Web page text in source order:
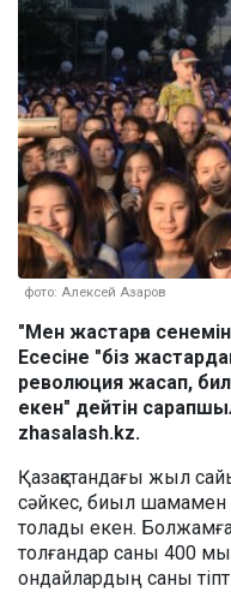
фото: Алексей Азаров
"Мен жастарға
Есесіне "біз
революция жасап,
екен" дейтін
zhasalash.kz.
Қазақстандағы жыл
сәйкес, биыл шамамен
толады екен.
толғандар саны 400
ондайлардың саны